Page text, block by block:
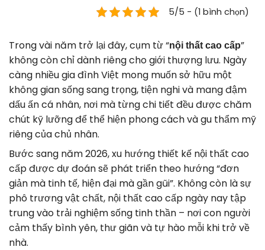
5/5 - (1 bình chọn)
Trong vài năm trở lại đây, cụm từ “nội thất cao cấp”
không còn chỉ dành riêng cho giới thượng lưu. Ngày
càng nhiều gia đình Việt mong muốn sở hữu một
không gian sống sang trọng, tiện nghi và mang đậm
dấu ấn cá nhân, nơi mà từng chi tiết đều được chăm
chút kỹ lưỡng để thể hiện phong cách và gu thẩm mỹ
riêng của chủ nhân.
Bước sang năm 2026, xu hướng thiết kế nội thất cao
cấp được dự đoán sẽ phát triển theo hướng “đơn
giản mà tinh tế, hiện đại mà gần gũi”. Không còn là sự
phô trương vật chất, nội thất cao cấp ngày nay tập
trung vào trải nghiệm sống tinh thần – nơi con người
cảm thấy bình yên, thư giãn và tự hào mỗi khi trở về
nhà.